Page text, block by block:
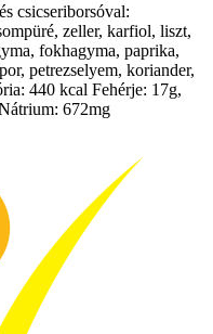
csicseriborsóval:
zeller, karfiol, liszt,
fokhagyma, paprika,
petrezselyem, koriander,
440 kcal Fehérje: 17g,
672mg